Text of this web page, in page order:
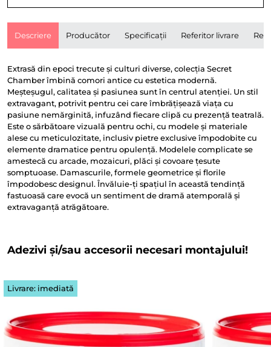
Descriere Producător Specificații Referitor livrare
Extrasă din epoci trecute și culturi diverse, colecția Secret
Chamber îmbină comori antice cu estetica modernă.
Meșteșugul, calitatea și pasiunea sunt în centrul atenției. Un stil
extravagant, potrivit pentru cei care îmbrățișează viața cu
pasiune nemărginită, infuzând fiecare clipă cu prezență teatrală.
Este o sărbătoare vizuală pentru ochi, cu modele și materiale
alese cu meticulozitate, inclusiv pietre exclusive împodobite cu
elemente dramatice pentru opulență. Modelele complicate se
amestecă cu arcade, mozaicuri, plăci și covoare țesute
somptuoase. Damascurile, formele geometrice și florile
împodobesc designul. Învăluie-ți spațiul în această tendință
fastuoasă care evocă un sentiment de dramă atemporală și
extravaganță atrăgătoare.
Adezivi și/sau accesorii necesari montajului!
Livrare: imediată